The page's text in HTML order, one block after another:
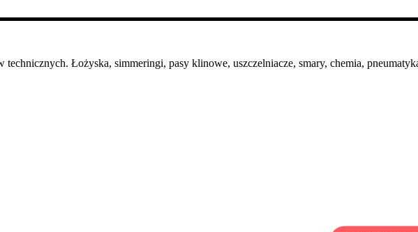
Łożyska, simmeringi, pasy klinowe, uszczelniacze, smary, chemia,